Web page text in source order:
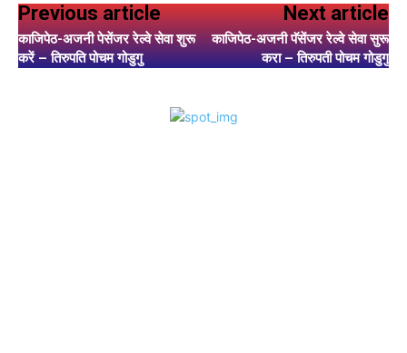
Previous article
काजिपेठ-अजनी पेसेंजर रेल्वे सेवा शुरू
करें – तिरुपति पोचम गोडुगु
Next article
काजिपेठ-अजनी पॅसेंजर रेल्वे सेवा सुरू
करा – तिरुपती पोचम गोडुगु